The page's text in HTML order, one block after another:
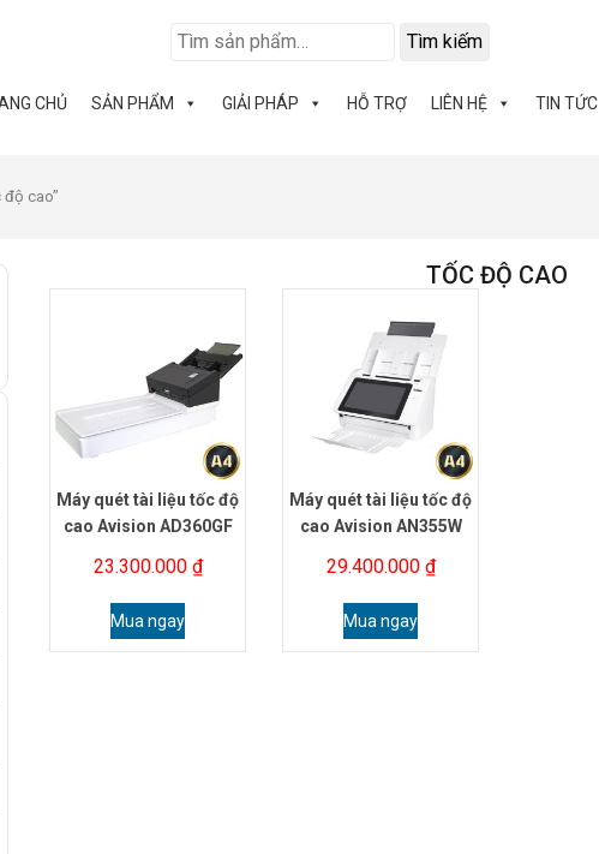
Tìm kiếm
CHỦ SẢN PHẨM GIẢI PHÁP HỖ TRỢ LIÊN HỆ TIN TỨC
cao”
TỐC ĐỘ CAO
Máy quét tài liệu tốc độ
cao Avision AD360GF
23.300.000 ₫
Mua ngay
Máy quét tài liệu tốc độ
cao Avision AN355W
29.400.000 ₫
Mua ngay